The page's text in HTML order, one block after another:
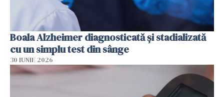
Boala Alzheimer diagnosticată și stadializată
cu un simplu test din sânge
30 IUNIE 2026